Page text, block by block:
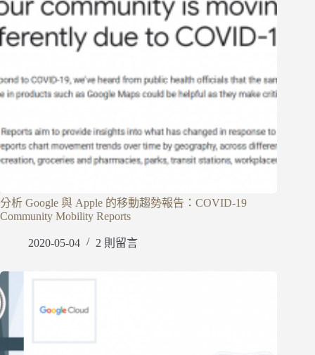
分析 Google 與 Apple 的移動趨勢報告：COVID-19
Community Mobility Reports
2020-05-04 2 則留言